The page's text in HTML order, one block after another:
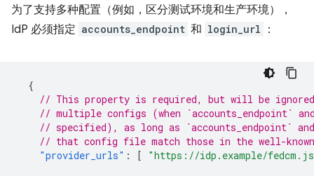
为了支持多种配置（例如，区分测试环境和生产环境），
IdP 必须指定 accounts_endpoint 和 login_url ：
{
// This property is required, but will be ignored
// multiple configs (when `accounts_endpoint`
// specified), as long as `accounts_endpoint`
// that config file match those in the well-
"provider_urls" : [ "https://idp.example/